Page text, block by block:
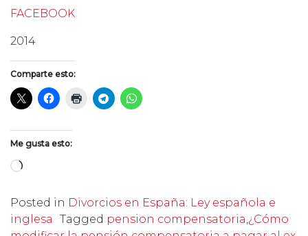
FACEBOOK
2014
Comparte esto:
Me gusta esto:
Cargando...
Posted in Divorcios en España: Ley española e
inglesa
Tagged pension compensatoria ¿Cómo